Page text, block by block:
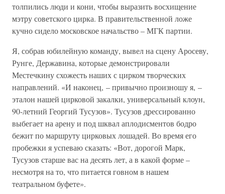
толпились люди и кони, чтобы выразить восхищение
мэтру советского цирка. В правительственной ложе
кучно сидело московское начальство – МГК партии.
Я, собрав юбилейную команду, вывел на сцену Аросеву,
Рунге, Державина, которые демонстрировали
Местечкину схожесть наших с цирком творческих
направлений. «И наконец, – привычно произношу я, –
эталон нашей цирковой закалки, универсальный клоун,
90-летний Георгий Тусузов». Тусузов дрессированно
выбегает на арену и под шквал аплодисментов бодро
бежит по маршруту цирковых лошадей. Во время его
пробежки я успеваю сказать: «Вот, дорогой Марк,
Тусузов старше вас на десять лет, а в какой форме –
несмотря на то, что питается говном в нашем
театральном буфете».